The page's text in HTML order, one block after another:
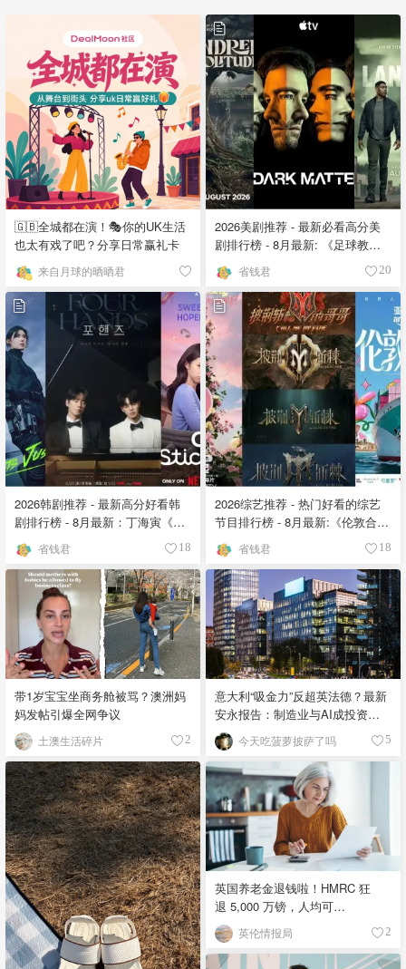
🇬🇧全城都在演！🎭你的UK生活
也太有戏了吧？分享日常赢礼卡
来自月球的晒晒君
2026美剧推荐 - 最新必看高分美
剧排行榜 - 8月最新: 《​​足球教练
》第四季回归！
省钱君 20
2026韩剧推荐 - 最新高分好看韩
剧排行榜 - 8月最新：丁海寅《我
的荒糖恋爱 》上线❣️
省钱君 18
2026综艺推荐 - 热门好看的综艺
节目排行榜 - 8月最新:《​​伦敦合伙
人》回归啦
省钱君 18
带1岁宝宝坐商务舱被骂？澳洲妈
妈发帖引爆全网争议
土澳生活碎片 2
意大利“吸金力”反超英法德？最新
安永报告：制造业与AI成投资新
宠！ 今天吃菠萝披萨了吗 5
英国养老金退钱啦！HMRC 狂
退 5,000 万镑，人均可
领 £4,000！
英伦情报局 2